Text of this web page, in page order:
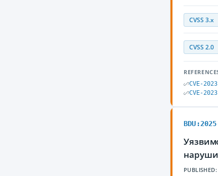
CVSS 3.x
CVSS 2.0
CVE-
CVE-
PUBLISHED: